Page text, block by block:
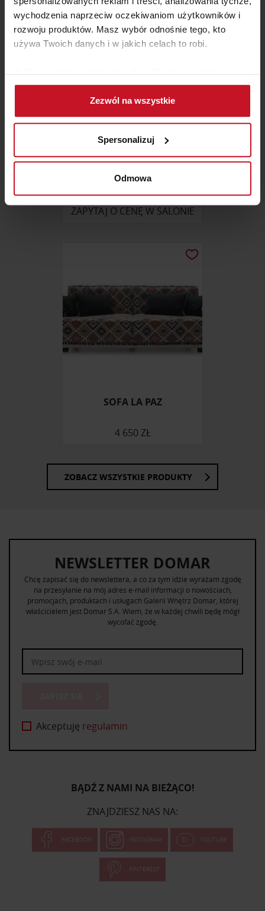
wychodzenia naprzeciw oczekiwaniom użytkowników i
rozwoju produktów. Masz wybór odnośnie tego, kto
używa Twoich danych i w jakich celach to robi.
Jeśli wyrazisz na to zgodę, chcielibyśmy również:
Gromadzić dane dotyczące Twojej lokalizacji
geograficznej z dokładnością nawet do kilku metrów
Identyfikować Twoje urządzenie, aktywnie
(fingerprinting, czyli wirtualny odcisk palca)
Dowiedz się więcej odnośnie tego, jak Twoje osobiste
dane są przetwarzane oraz ustaw własne preferencje w
zmienić lub wycofać swoją zgodę w dowolnej chwili.
i reklam, aby oferować funkcje społecznościowe i
analizować ruch w naszej witrynie. Informacje o tym, jak
społecznościowym, reklamowym i analitycznym.
Partnerzy mogą połączyć te informacje z innymi danymi
otrzymanymi od Ciebie lub uzyskanymi podczas
korzystania z ich usług.
Zezwól na wszystkie
Spersonalizuj
Odmowa
STÓŁ PROSTY ROZKŁADANY
ZAPYTAJ O CENĘ W SALONIE
SOFA LA PAZ
4 650 ZŁ
ZOBACZ WSZYSTKIE PRODUKTY
NEWSLETTER DOMAR
Chcę zapisać się do newslettera, a co za tym idzie wyrażam zgodę
na przesyłanie na mój adres e-mail informacji o nowościach,
promocjach, produktach i usługach Galerii Wnętrz Domar, której
właścicielem jest Domar S.A. Wiem, że w każdej chwili będę mógł
wycofać zgodę.
Akceptuję regulamin
BĄDŹ Z NAMI NA BIEŻĄCO!
ZNAJDZIESZ NAS NA:
FACEBOOK INSTAGRAM YOUTUBE
PINTEREST